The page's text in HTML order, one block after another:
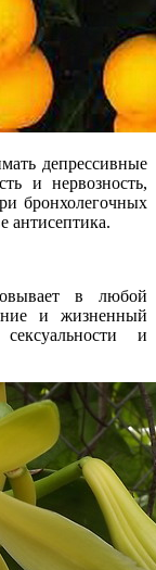
депрессивные
и нервозность,
бронхолегочных
антисептика.
в любой
и жизненный
и